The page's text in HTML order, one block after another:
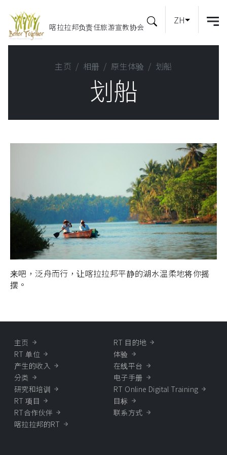
喀拉拉邦负责任旅游宣教协会
ZH
主页 相册 原生体验 划船
划船
来吧，泛舟而行，让喀拉拉邦平静的湖水温柔地将你摇
摆。
主页
RT 单位
产生的收入
分类
RT 目的地
体验
在线平台
电子手册
研究和培训
RT 项目
RT合作伙伴
喀拉拉邦的RT
RT Online Digital Training
目标
联系方式